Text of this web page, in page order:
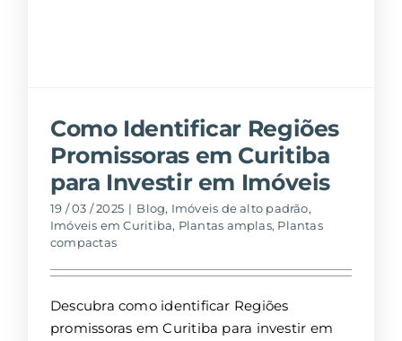
Como Identificar Regiões
Promissoras em Curitiba
para Investir em Imóveis
19 / 03 / 2025 | Blog, Imóveis de alto padrão,
Imóveis em Curitiba, Plantas amplas, Plantas
compactas
Descubra como identificar Regiões
promissoras em Curitiba para investir em